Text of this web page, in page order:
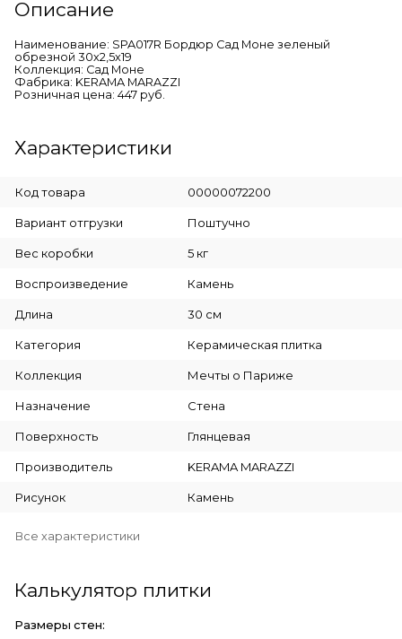
Описание
Наименование: SPA017R Бордюр Сад Моне зеленый
обрезной 30х2,5х19
Коллекция: Сад Моне
Фабрика: KERAMA MARAZZI
Розничная цена: 447 руб.
Характеристики
Код товара 00000072200
Вариант отгрузки Поштучно
Вес коробки 5 кг
Воспроизведение Камень
Длина 30 см
Категория Керамическая плитка
Коллекция Мечты о Париже
Назначение Стена
Поверхность Глянцевая
Производитель KERAMA MARAZZI
Рисунок Камень
Все характеристики
Калькулятор плитки
Размеры стен: